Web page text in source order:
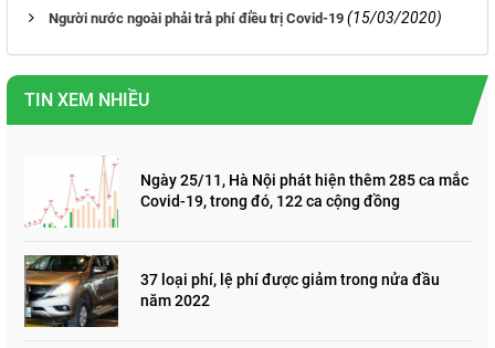
Người nước ngoài phải trả phí điều trị Covid-19 (15/03/2020)
TIN XEM NHIỀU
Ngày 25/11, Hà Nội phát hiện thêm 285 ca mắc
Covid-19, trong đó, 122 ca cộng đồng
37 loại phí, lệ phí được giảm trong nửa đầu
năm 2022